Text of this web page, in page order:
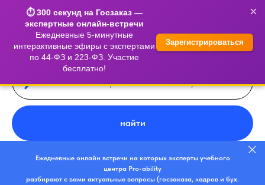
×
⏱️ 300 секунд на Госзаказ —
экспертные онлайн-встречи
Ежедневные 5-минутные
интерактивные эфиры с экспертами
по 44-ФЗ и 223-ФЗ. Участие
бесплатно!
Зарегистрироваться
найти
Ежедневные онлайн встречи на которых эксперты учебного
центра Pro-ability
разбирают с вами актуальные вопросы (госзаказа, кадров и бух.